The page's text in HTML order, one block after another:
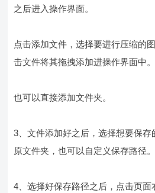
之后进入操作界面。
点击添加文件，选择要进行压缩的
击文件将其拖拽添加进操作界面中。
也可以直接添加文件夹。
3、文件添加好之后，选择想要保
原文件夹，也可以自定义保存路径。
4、选择好保存路径之后，点击页面